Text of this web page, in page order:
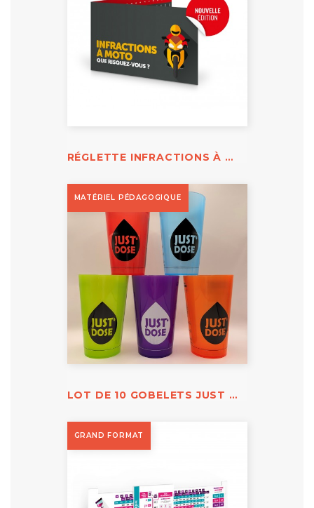
RÉGLETTE INFRACTIONS À MOTO
MATÉRIEL PÉDAGOGIQUE
LOT DE 10 GOBELETS JUST DOSE
GRAND FORMAT